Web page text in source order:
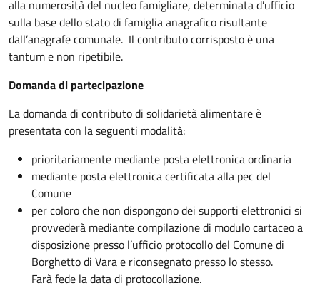
alla numerosità del nucleo famigliare, determinata d’ufficio
sulla base dello stato di famiglia anagrafico risultante
dall’anagrafe comunale. Il contributo corrisposto è una
tantum e non ripetibile.
Domanda di partecipazione
La domanda di contributo di solidarietà alimentare è
presentata con la seguenti modalità:
prioritariamente mediante posta elettronica ordinaria
mediante posta elettronica certificata alla pec del
Comune
per coloro che non dispongono dei supporti elettronici si
provvederà mediante compilazione di modulo cartaceo a
disposizione presso l’ufficio protocollo del Comune di
Borghetto di Vara e riconsegnato presso lo stesso.
Farà fede la data di protocollazione.